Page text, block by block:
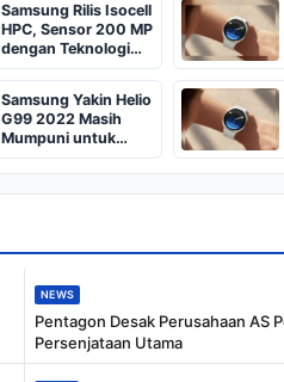
Samsung Rilis Isocell
HPC, Sensor 200 MP
dengan Teknologi
DeepPix untuk
Cahaya Minim
Samsung Yakin Helio
G99 2022 Masih
Mumpuni untuk
Galaxy A18
NEWS
Pentagon Desak Perusahaan AS
Persenjataan Utama